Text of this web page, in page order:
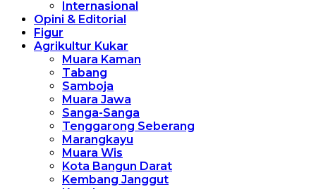
Internasional
Opini & Editorial
Figur
Agrikultur Kukar
Muara Kaman
Tabang
Samboja
Muara Jawa
Sanga-Sanga
Tenggarong Seberang
Marangkayu
Muara Wis
Kota Bangun Darat
Kembang Janggut